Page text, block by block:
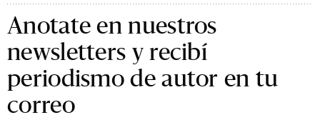
Anotate en nuestros
newsletters y recibí
periodismo de autor en tu
correo